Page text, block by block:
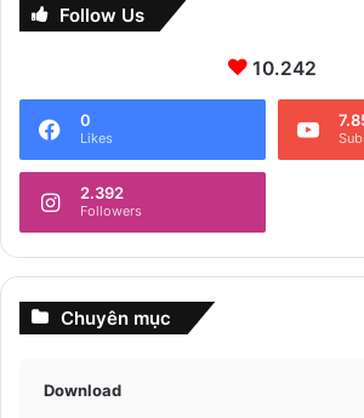
Follow Us
10.242
0
Likes
2.392
Followers
Chuyên mục
Download